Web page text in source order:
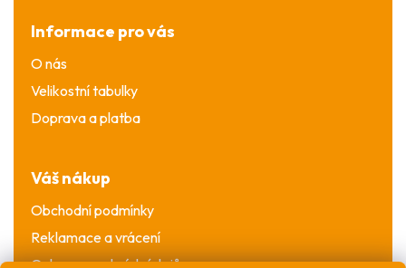
Informace pro vás
O nás
Velikostní tabulky
Doprava a platba
Váš nákup
Obchodní podmínky
Reklamace a vrácení
Ochrana osobních údajů